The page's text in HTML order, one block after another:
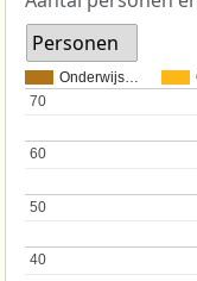
Personen
Onderwijs…
40
40
50
50
60
60
70
70